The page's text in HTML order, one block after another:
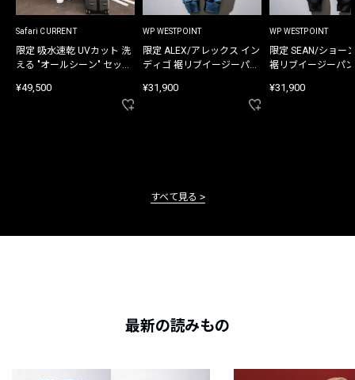
Safari CURRENT
限定 吸水速乾 UVカット 洗
える "オールシーン" セット
¥49,500
WP WESTPOINT
限定 ALEX/アレックス イン
ディゴ 裾リブイージーパン
¥31,900
WP WESTPOINT
限定 SEAN/ショー
裾リブイージーパ
¥31,900
すべて見る
最新の読みもの